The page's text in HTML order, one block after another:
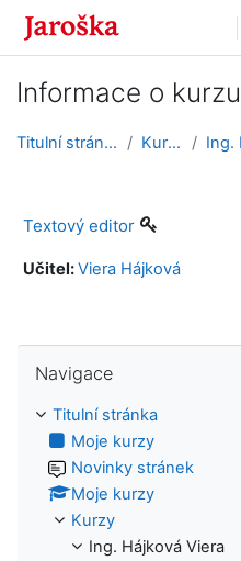
Přejít k hlavnímu obsahu
Informace o kurzu
Titulní stránka Kurzy
Textový editor
Učitel:Viera Hájková
Navigace
Titulní stránka
Moje kurzy
Novinky stránek
Moje kurzy
Kurzy
Ing. Hájková Viera